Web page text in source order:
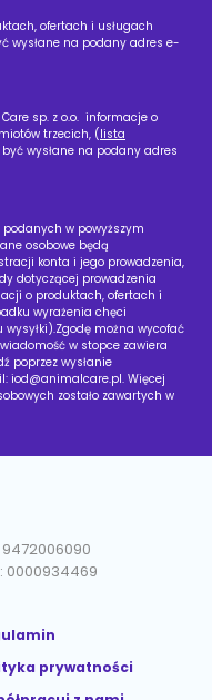
ofertach i usługach
wysłane na podany adres e-
sp. z o.o. informacje o
trzecich, (lista
wysłane na podany adres
w powyższym
osobowe będą
konta i jego prowadzenia,
dotyczącej prowadzenia
o produktach, ofertach i
wyrażenia chęci
można wycofać
w stopce zawiera
poprzez wysłanie
iod@animalcare.pl. Więcej
zostało zawartych w
9472006090
0000934469
prywatności